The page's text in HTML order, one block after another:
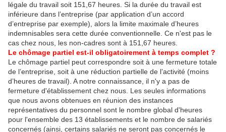
légale du travail soit 151,67 heures. Si la durée du travail est
inférieure dans l’entreprise (par application d’un accord
d’entreprise par exemple), alors la limite maximale d’heures
indemnisables sera cette durée conventionnelle. Ce n'est pas le
cas chez nous, les non-cadres sont à 151,67 heures.
Le chômage partiel est-il obligatoirement à temps complet ?
Le chômage partiel peut correspondre soit à une fermeture totale
de l’entreprise, soit à une réduction partielle de l’activité (moins
d’heures de travail). A notre connaissance, il n'y a pas de
fermeture d'établissement chez nous. Les seules informations
que nous avons obtenues en réunion des instances
représentatives du personnel sont le nombre global d'heures
pour l'ensemble des 13 établissements et le nombre de salariés
concernés (ainsi, certains salariés ne seront pas concernés le